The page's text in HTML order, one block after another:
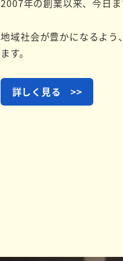
2007年の創業以来、今日
地域社会が豊かになるよ
ます。
詳しく見る >>